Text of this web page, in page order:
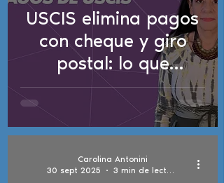
USCIS elimina pagos
con cheque y giro
postal: lo que
necesitas saber
Carolina Antonini
30 sept 2025
3 min de lectura